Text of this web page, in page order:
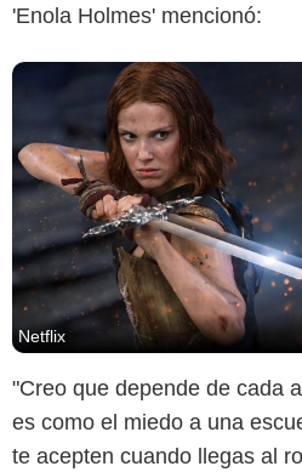
'Enola Holmes' mencionó:
Netflix
"Creo que depende de cada
es como el miedo a una
te acepten cuando llegas al